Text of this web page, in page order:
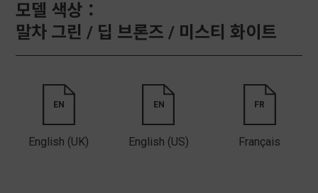
모델 색상：
말차 그린 / 딥 브론즈 / 미스티 화이트
EN
English (UK)
EN
English (US)
FR
Français